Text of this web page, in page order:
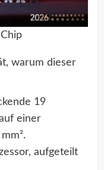
warum dieser
19
einer
aufgeteilt